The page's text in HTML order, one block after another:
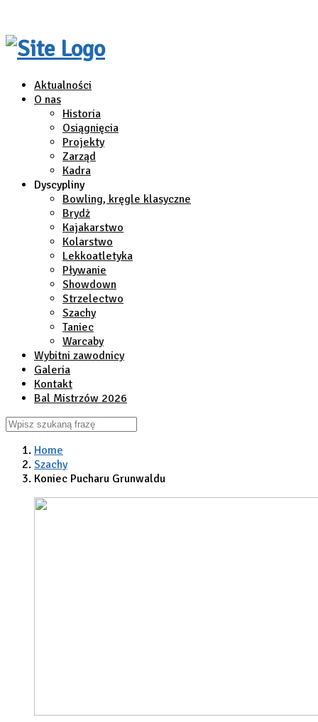
Aktualności
O nas
Historia
Osiągnięcia
Projekty
Zarząd
Kadra
Dyscypliny
Bowling, kręgle klasyczne
Brydż
Kajakarstwo
Kolarstwo
Lekkoatletyka
Pływanie
Showdown
Strzelectwo
Szachy
Taniec
Warcaby
Wybitni zawodnicy
Galeria
Kontakt
Bal Mistrzów 2026
Home
Szachy
Koniec Pucharu Grunwaldu